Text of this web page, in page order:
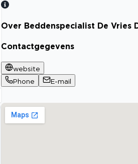
Bekijk certificaat
Over Beddenspecialist De Vries
Contactgegevens
website
Phone
E-mail